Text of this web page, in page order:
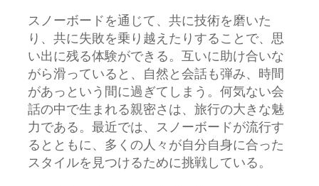
スノーボードを通じて、共に技術を磨いた
り、共に失敗を乗り越えたりすることで、思
い出に残る体験ができる。互いに助け合いな
がら滑っていると、自然と会話も弾み、時間
があっという間に過ぎてしまう。何気ない会
話の中で生まれる親密さは、旅行の大きな魅
力である。最近では、スノーボードが流行す
るとともに、多くの人々が自分自身に合った
スタイルを見つけるために挑戦している。